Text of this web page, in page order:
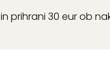
prihrani 30 eur ob